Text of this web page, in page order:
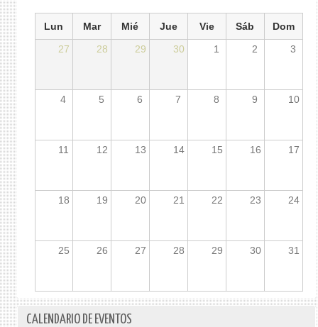
Lun Mar Mié Jue Vie Sáb
Dom
27
28 29 30 1 2 3
4 5 6 7 8 9 10
11 12 13 14 15 16 17
18 19 20 21 22 23 24
25 26 27 28 29 30 31
CALENDARIO DE EVENTOS